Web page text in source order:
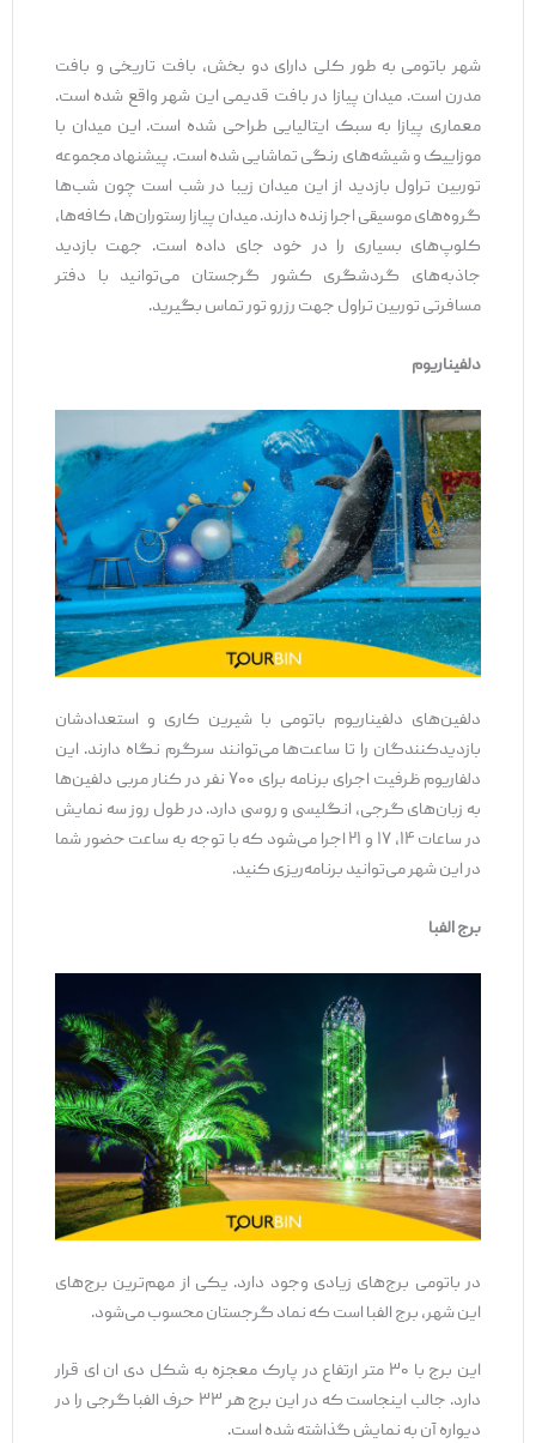
شهر باتومی به طور کلی دارای دو بخش، بافت تاریخی و بافت
مدرن است. میدان پیازا در بافت قدیمی این شهر واقع شده است.
معماری پیازا به سبک ایتالیایی طراحی شده است. این میدان با
موزاییک و شیشه‌های رنگی تماشایی شده است. پیشنهاد مجموعه
توربین تراول بازدید از این میدان زیبا در شب است چون شب‌ها
گروه‌های موسیقی اجرا زنده دارند. میدان پیازا رستوران‌ها، کافه‌ها،
کلوپ‌های بسیاری را در خود جای داده است. جهت بازدید
جاذبه‌های گردشگری کشور گرجستان می‌توانید با دفتر
مسافرتی توربین تراول جهت رزرو تور تماس بگیرید.
دلفیناریوم
دلفین‌های دلفیناریوم باتومی با شیرین کاری و استعدادشان
بازدیدکنندگان را تا ساعت‌ها می‌توانند سرگرم نگاه دارند. این
دلفاریوم ظرفیت اجرای برنامه برای ۷۰۰ نفر در کنار مربی دلفین‌ها
به زبان‌های گرجی، انگلیسی و روسی دارد. در طول روز سه نمایش
در ساعات ۱۴، ۱۷ و ۲۱ اجرا می‌شود که با توجه به ساعت حضور شما
در این شهر می‌توانید برنامه‌ریزی کنید.
برج الفبا
در باتومی برج‌های زیادی وجود دارد. یکی از مهم‌ترین برج‌های
این شهر، برج الفبا است که نماد گرجستان محسوب می‌شود.
این برج با ۳۰ متر ارتفاع در پارک معجزه به شکل دی ان ای قرار
دارد. جالب اینجاست که در این برج هر ۳۳ حرف الفبا گرجی را در
دیواره آن به نمایش گذاشته شده است.